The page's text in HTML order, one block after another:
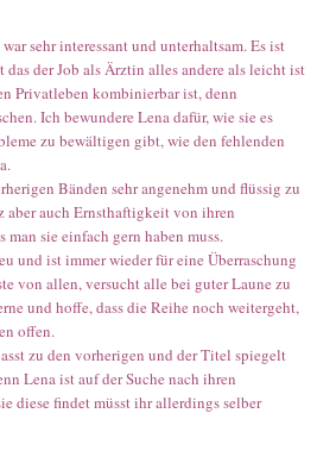
sehr interessant und unterhaltsam. Es ist
der Job als Ärztin alles andere als leicht ist
Privatleben kombinierbar ist, denn
Ich bewundere Lena dafür, wie sie es
zu bewältigen gibt, wie den fehlenden
Bänden sehr angenehm und flüssig zu
auch Ernsthaftigkeit von ihren
man sie einfach gern haben muss.
und ist immer wieder für eine Überraschung
von allen, versucht alle bei guter Laune zu
und hoffe, dass die Reihe noch weitergeht,
offen.
zu den vorherigen und der Titel spiegelt
Lena ist auf der Suche nach ihren
diese findet müsst ihr allerdings selber